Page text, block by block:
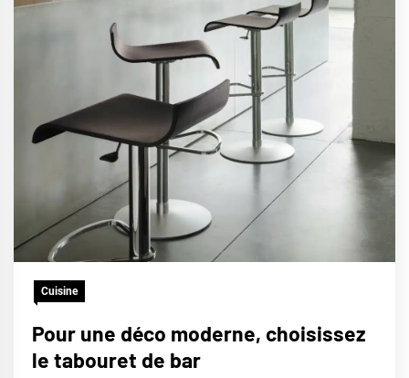
Cuisine
Pour une déco moderne, choisissez
le tabouret de bar